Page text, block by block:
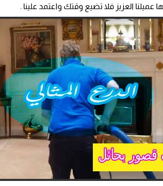
العزيز فلا تضيع وقتك واعتمد علينا .